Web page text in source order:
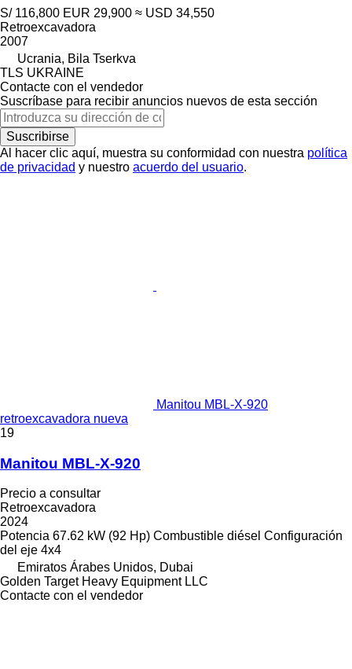
S/ 116,800 EUR 29,900 ≈ USD 34,550
Retroexcavadora
2007
Ucrania, Bila Tserkva
TLS UKRAINE
Contacte con el vendedor
Suscríbase para recibir anuncios nuevos de esta sección
Suscribirse
Al hacer clic aquí, muestra su conformidad con nuestra política
de privacidad y nuestro acuerdo del usuario.
Manitou MBL-X-920
retroexcavadora nueva
19
Manitou MBL-X-920
Precio a consultar
Retroexcavadora
2024
Potencia 67.62 kW (92 Hp) Combustible diésel Configuración
del eje 4x4
Emiratos Árabes Unidos, Dubai
Golden Target Heavy Equipment LLC
Contacte con el vendedor